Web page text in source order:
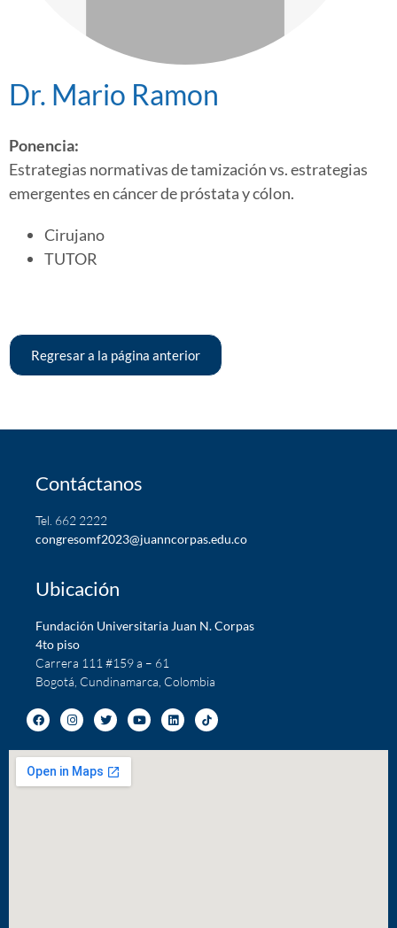
Dr. Mario Ramon
Ponencia:
Estrategias normativas de tamización vs. estrategias
emergentes en cáncer de próstata y cólon.
Cirujano
TUTOR
Regresar a la página anterior
Contáctanos
Tel. 662 2222
congresomf2023@juanncorpas.edu.co
Ubicación
Fundación Universitaria Juan N. Corpas
4to piso
Carrera 111 #159 a – 61
Bogotá, Cundinamarca, Colombia